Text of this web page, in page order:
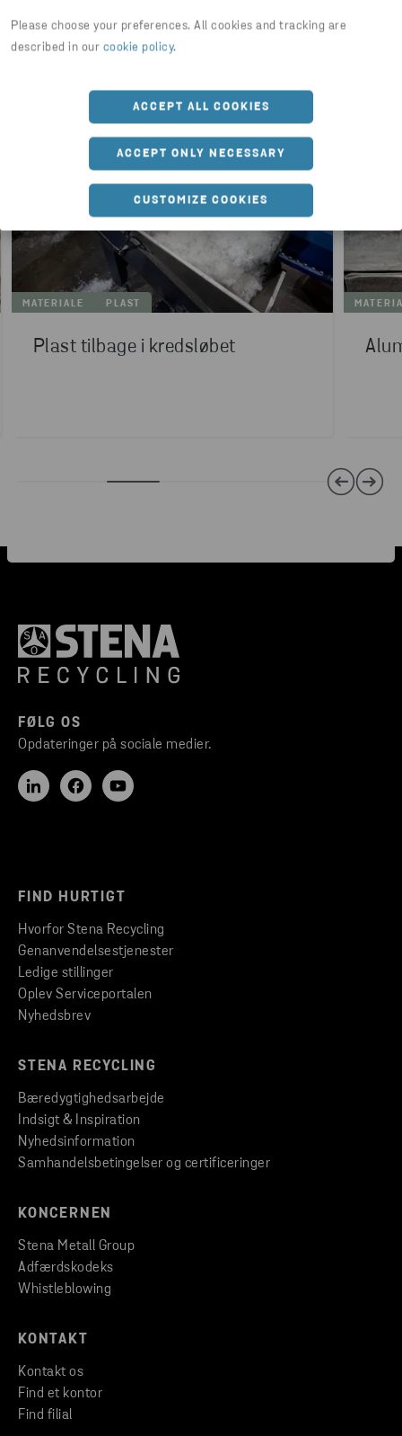
Please choose your preferences. All cookies and tracking are
described in our cookie policy.
ACCEPT ALL COOKIES
ACCEPT ONLY NECESSARY
CUSTOMIZE COOKIES
Måske er du også interesseret i
MATERIALE PLAST
Plast tilbage i kredsløbet
FØLG OS
Opdateringer på sociale medier.
FIND HURTIGT
Hvorfor Stena Recycling
Genanvendelsestjenester
Ledige stillinger
Oplev Serviceportalen
Nyhedsbrev
STENA RECYCLING
Bæredygtighedsarbejde
Indsigt & Inspiration
Nyhedsinformation
Samhandelsbetingelser og certificeringer
KONCERNEN
Stena Metall Group
Adfærdskodeks
Whistleblowing
KONTAKT
Kontakt os
Find et kontor
Find filial